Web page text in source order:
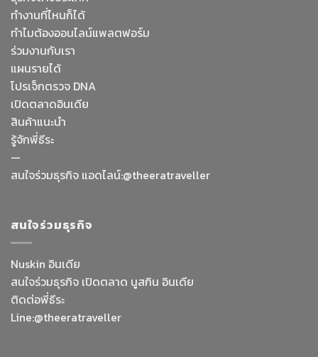
ทำงานที่ไหนก็ได้
ทำไมต้องออนไลน์แพลตฟอร์ม
ร่วมงานกับเรา
แผนรายได้
โปรเจ็กตรวจ DNA
เปิดตลาดอินเดีย
สินค้าแนะนำ
รู้จักพี่ธีระ
—
สนใจร่วมธุรกิจ แอดไลน์:@theeratraveller
สนใจร่วมธุรกิจ
Nuskin อินเดีย
สนใจร่วมธุรกิจ เปิดตลาด นูสกิน อินเดีย
ติดต่อพี่ธีระ
Line:@theeratraveller